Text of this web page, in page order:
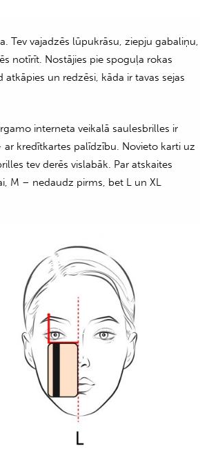
Tev vajadzēs lūpukrāsu, ziepju gabaliņu,
notīrīt. Nostājies pie spoguļa rokas
un redzēsi, kāda ir tavas sejas
interneta veikalā saulesbrilles ir
ar kredītkartes palīdzību. Novieto karti uz
tev derēs vislabāk. Par atskaites
M – nedaudz pirms, bet L un XL